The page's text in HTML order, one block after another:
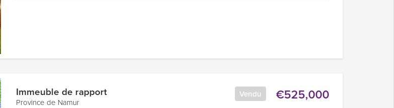
€525,000
Vendu
Immeuble de rapport
Province de Namur